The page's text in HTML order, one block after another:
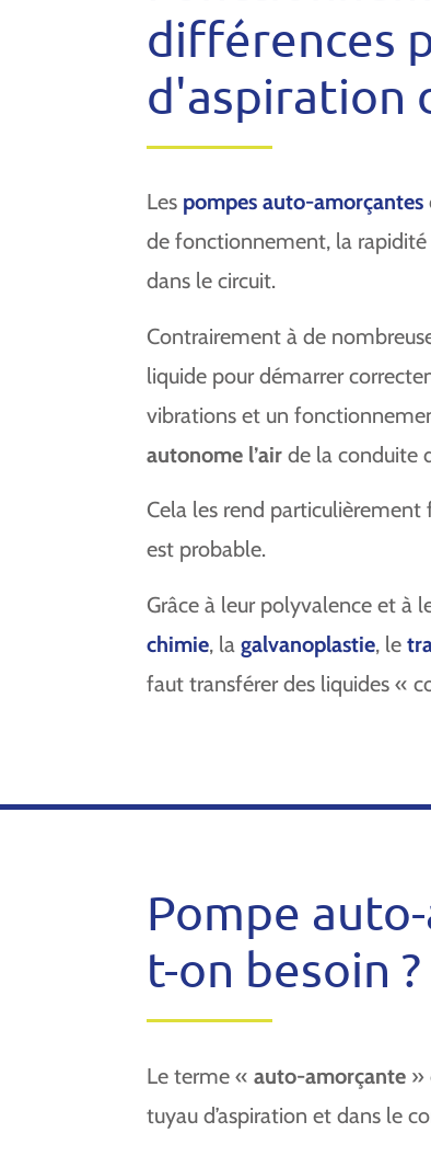
différences
d'aspiration
Les pompes auto-amorçantes
de fonctionnement, la rapidité
dans le circuit.
Contrairement à de
liquide pour démarrer
vibrations et un
autonome l’air de la conduite
Cela les rend particulièrement
est probable.
Grâce à leur polyvalence et à
chimie, lagalvanoplastie, le
faut transférer des liquides «
Pompe
t-on besoin ?
Le terme «auto-amorçante »
tuyau d’aspiration et dans le